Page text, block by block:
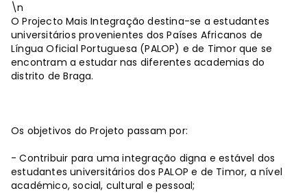
\n
O Projecto Mais Integração destina-se a estudantes
universitários provenientes dos Países Africanos de
Língua Oficial Portuguesa (PALOP) e de Timor que se
encontram a estudar nas diferentes academias do
distrito de Braga.
Os objetivos do Projeto passam por:
- Contribuir para uma integração digna e estável dos
estudantes universitários dos PALOP e de Timor, a nível
académico, social, cultural e pessoal;